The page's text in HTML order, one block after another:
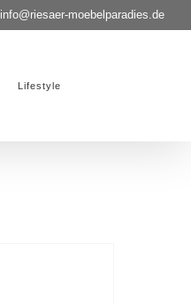
info@riesaer-moebelparadies.de
Lifestyle